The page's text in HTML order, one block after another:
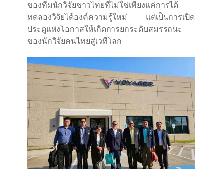
ของทีมนักวิจัยชาวไทยที่ไม่ใช่เพียงแค่การได้
ทดลองวิจัยได้องค์ความรู้ใหม่ แต่เป็นการเปิด
ประตูแห่งโอกาสให้เกิดการยกระดับสมรรถนะ
ของนักวิจัยคนไทยสู่เวทีโลก